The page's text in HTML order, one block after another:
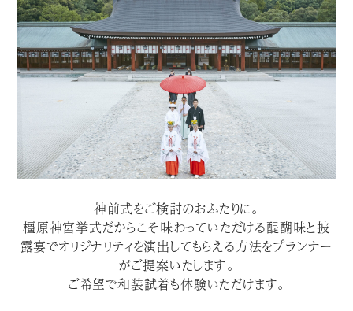
神前式をご検討のおふたりに。
橿原神宮挙式だからこそ味わっていただける醍醐味と披
露宴でオリジナリティを演出してもらえる方法をプランナー
がご提案いたします。
ご希望で和装試着も体験いただけます。